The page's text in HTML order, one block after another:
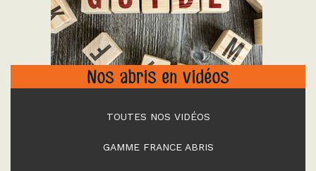
Nos abris en vidéos
TOUTES NOS VIDÉOS
GAMME FRANCE ABRIS